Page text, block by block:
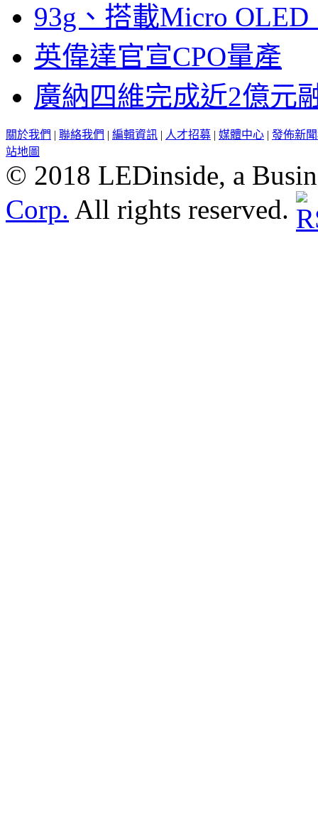
93g、搭載Micro
英偉達官宣CPO量產
廣納四維完成近2億元
關於我們 | 聯絡我們 | 編輯資訊 | 人才招募 | 媒體中心 | 發佈新
站地圖
© 2018 LEDinside, a
Corp. All rights reserved.